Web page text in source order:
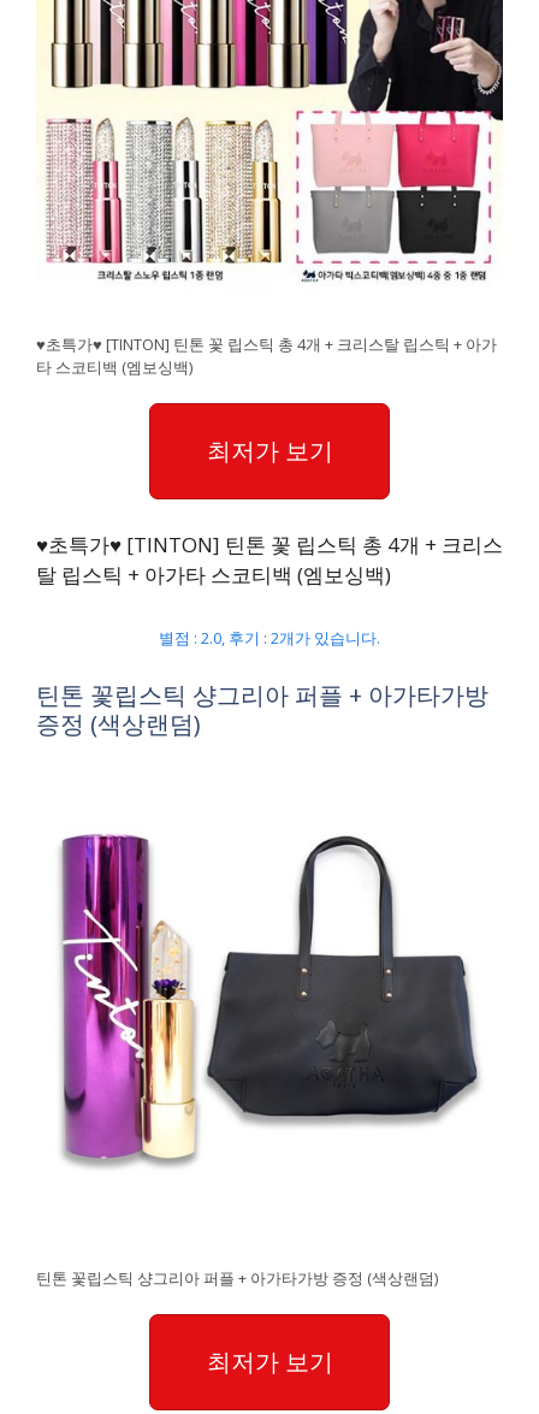
♥초특가♥ [TINTON] 틴톤 꽃 립스틱 총 4개 + 크리스탈 립스틱 + 아가
타 스코티백 (엠보싱백)
최저가 보기
♥초특가♥ [TINTON] 틴톤 꽃 립스틱 총 4개 + 크리스
탈 립스틱 + 아가타 스코티백 (엠보싱백)
별점 : 2.0, 후기 : 2개가 있습니다.
틴톤 꽃립스틱 샹그리아 퍼플 + 아가타가방
증정 (색상랜덤)
틴톤 꽃립스틱 샹그리아 퍼플 + 아가타가방 증정 (색상랜덤)
최저가 보기